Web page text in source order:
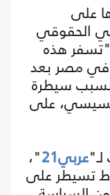
على
الحقوقي
هذه
في مصر بعد
بسبب سيطرة
على
عربي21 "،
تسيطر على